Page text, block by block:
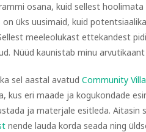
osana, kuid sellest
on üks uusimaid, kuid
meeleolukast ettekandest
Nüüd kaunistab minu
sel aastal avatud Community
kus eri maade ja kogukondade
ja materjale esitleda. Aitasin
nende lauda korda seada ning